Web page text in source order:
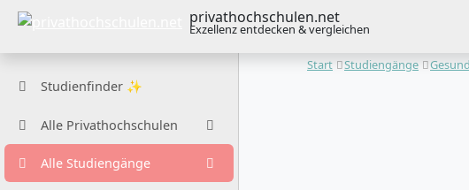
privathochschulen.net
Exzellenz entdecken & vergleichen
Studienfinder ✨
Alle Privathochschulen
Alle Studiengänge
Start Studiengänge